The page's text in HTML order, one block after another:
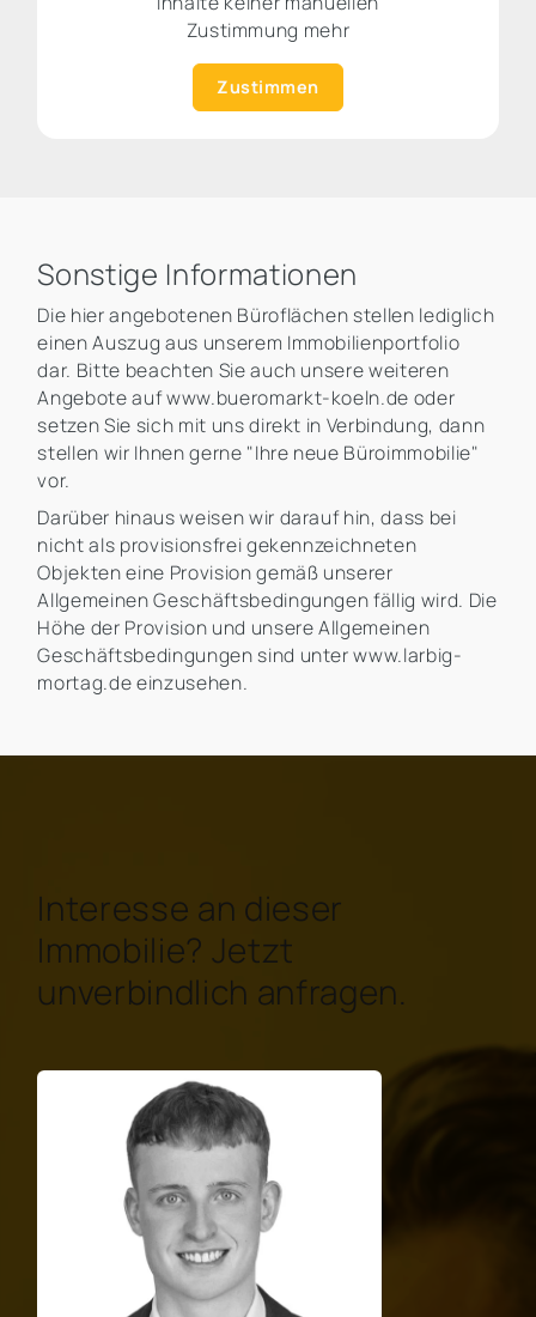
Zustimmung mehr
Zustimmen
Sonstige Informationen
Die hier angebotenen Büroflächen stellen lediglich
einen Auszug aus unserem Immobilienportfolio
dar. Bitte beachten Sie auch unsere weiteren
Angebote auf www.bueromarkt-koeln.de oder
setzen Sie sich mit uns direkt in Verbindung, dann
stellen wir Ihnen gerne "Ihre neue Büroimmobilie"
vor.
Darüber hinaus weisen wir darauf hin, dass bei
nicht als provisionsfrei gekennzeichneten
Objekten eine Provision gemäß unserer
Allgemeinen Geschäftsbedingungen fällig wird. Die
Höhe der Provision und unsere Allgemeinen
Geschäftsbedingungen sind unter www.larbig-
mortag.de einzusehen.
Interesse an dieser
Immobilie? Jetzt
unverbindlich anfragen.